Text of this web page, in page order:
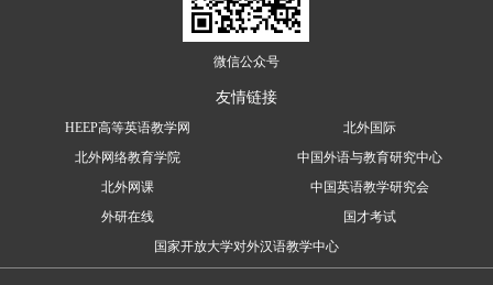
微信公众号
友情链接
HEEP高等英语教学网
北外国际
北外网络教育学院
中国外语与教育研究中心
北外网课
中国英语教学研究会
外研在线
国才考试
国家开放大学对外汉语教学中心